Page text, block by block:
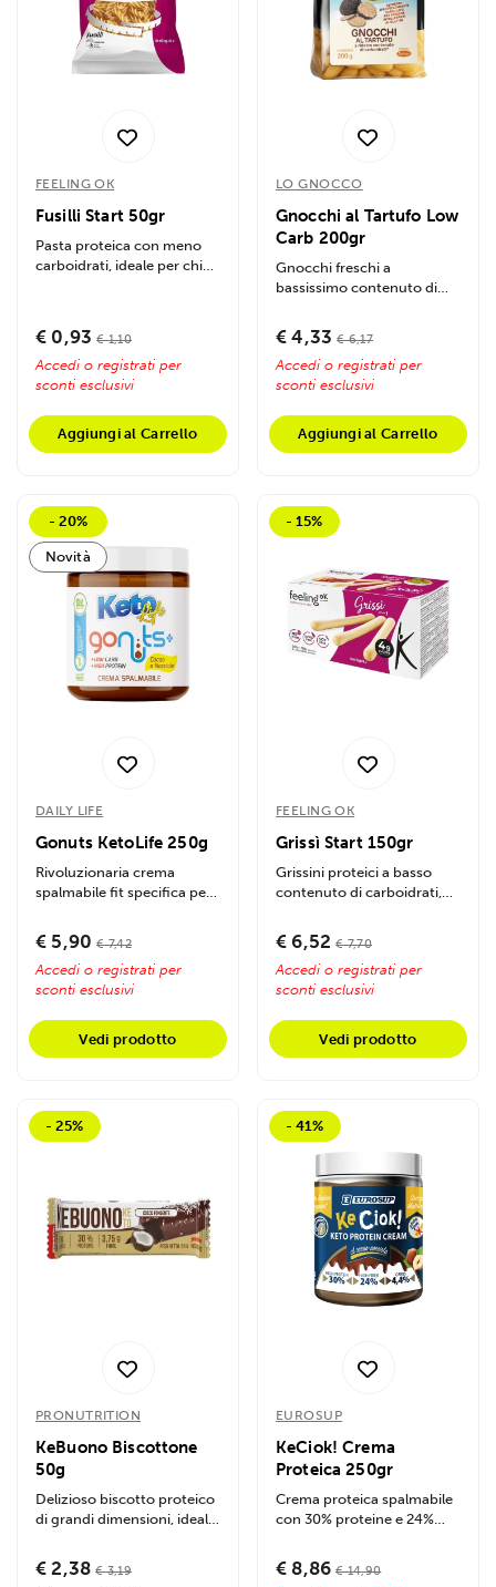
FEELING OK
Fusilli Start 50gr
Pasta proteica con meno
carboidrati, ideale per chi
€ 0,93 € 1,10
Accedi o registrati per
sconti esclusivi
Aggiungi al Carrello
LO GNOCCO
Gnocchi al Tartufo Low
Carb 200gr
Gnocchi freschi a
bassissimo contenuto di
con pregiato...
€ 4,33 € 6,17
Accedi o registrati per
sconti esclusivi
Aggiungi al Carrello
- 20%
Novità
DAILY LIFE
Gonuts KetoLife 250g
Rivoluzionaria crema
spalmabile fit specifica per
chetogenica o...
€ 5,90 € 7,42
Accedi o registrati per
sconti esclusivi
Vedi prodotto
- 15%
FEELING OK
Grissì Start 150gr
Grissini proteici a basso
contenuto di carboidrati,
ideali...
€ 6,52 € 7,70
Accedi o registrati per
sconti esclusivi
Vedi prodotto
- 25%
PRONUTRITION
KeBuono Biscottone
50g
Delizioso biscotto proteico
di grandi dimensioni, ideale
€ 2,38 € 3,19
- 41%
EUROSUP
KeCiok! Crema
Proteica 250gr
Crema proteica spalmabile
con 30% proteine e 24%
aggiunti e...
€ 8,86 € 14,90